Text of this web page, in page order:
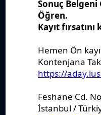
Kararlar
Raporlar
Formlar
Kayıt Kabul